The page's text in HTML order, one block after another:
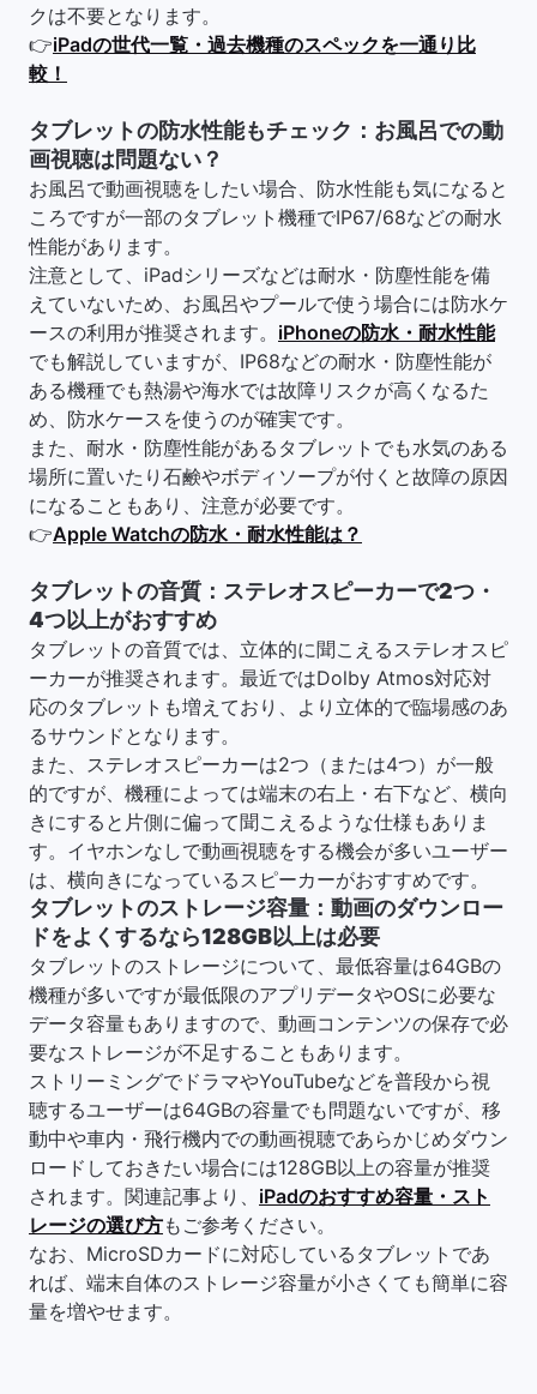
クは不要となります。
👉iPadの世代一覧・過去機種のスペックを一通り比
較！
タブレットの防水性能もチェック：お風呂での動
画視聴は問題ない？
お風呂で動画視聴をしたい場合、防水性能も気になると
ころですが一部のタブレット機種でIP67/68などの耐水
性能があります。
注意として、iPadシリーズなどは耐水・防塵性能を備
えていないため、お風呂やプールで使う場合には防水ケ
ースの利用が推奨されます。 iPhoneの防水・耐水性能
でも解説していますが、IP68などの耐水・防塵性能が
ある機種でも熱湯や海水では故障リスクが高くなるた
め、防水ケースを使うのが確実です。
また、耐水・防塵性能があるタブレットでも水気のある
場所に置いたり石鹸やボディソープが付くと故障の原因
になることもあり、注意が必要です。
👉Apple Watchの防水・耐水性能は？
タブレットの音質：ステレオスピーカーで2つ・
4つ以上がおすすめ
タブレットの音質では、立体的に聞こえるステレオスピ
ーカーが推奨されます。最近ではDolby Atmos対応対
応のタブレットも増えており、より立体的で臨場感のあ
るサウンドとなります。
また、ステレオスピーカーは2つ（または4つ）が一般
的ですが、機種によっては端末の右上・右下など、横向
きにすると片側に偏って聞こえるような仕様もありま
す。イヤホンなしで動画視聴をする機会が多いユーザー
は、横向きになっているスピーカーがおすすめです。
タブレットのストレージ容量：動画のダウンロー
ドをよくするなら128GB以上は必要
タブレットのストレージについて、最低容量は64GBの
機種が多いですが最低限のアプリデータやOSに必要な
データ容量もありますので、動画コンテンツの保存で必
要なストレージが不足することもあります。
ストリーミングでドラマやYouTubeなどを普段から視
聴するユーザーは64GBの容量でも問題ないですが、移
動中や車内・飛行機内での動画視聴であらかじめダウン
ロードしておきたい場合には128GB以上の容量が推奨
されます。関連記事より、 iPadのおすすめ容量・スト
レージの選び方もご参考ください。
なお、MicroSDカードに対応しているタブレットであ
れば、端末自体のストレージ容量が小さくても簡単に容
量を増やせます。